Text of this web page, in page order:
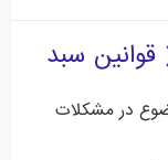
سبد
در مشکلات